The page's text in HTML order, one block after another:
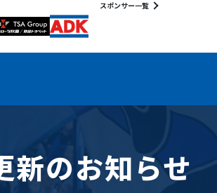
スポンサー一覧
新のお知らせ